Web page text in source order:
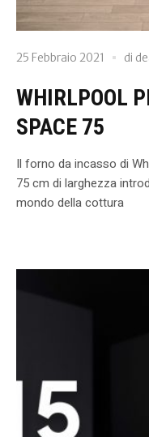
25 Febbraio 2021 di
WHIRLPOOL
SPACE 75
Il forno da incasso di
75 cm di larghezza
mondo della cottura